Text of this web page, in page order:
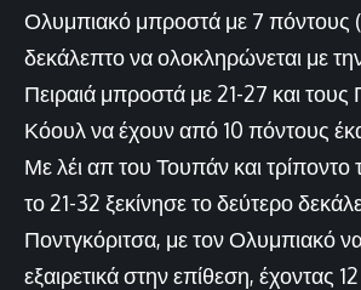
Ολυμπιακό μπροστά με 7 πόντους
δεκάλεπτο να ολοκληρώνεται με
Πειραιά μπροστά με 21-27 και τους
Κόουλ να έχουν από 10 πόντους
Με λέι απ του Τουπάν και τρίποντο
το 21-32 ξεκίνησε το δεύτερο
Ποντγκόριτσα, με τον Ολυμπιακό να
εξαιρετικά στην επίθεση, έχοντας